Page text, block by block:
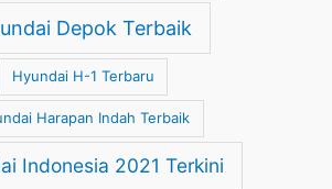
Depok Terbaik
Hyundai H-1 Terbaru
Harapan Indah Terbaik
Indonesia 2021 Terkini